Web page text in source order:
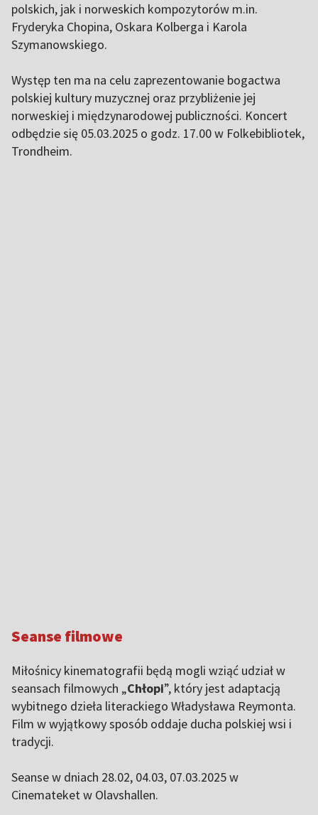
polskich, jak i norweskich kompozytorów m.in.
Fryderyka Chopina, Oskara Kolberga i Karola
Szymanowskiego.
Występ ten ma na celu zaprezentowanie bogactwa
polskiej kultury muzycznej oraz przybliżenie jej
norweskiej i międzynarodowej publiczności. Koncert
odbędzie się 05.03.2025 o godz. 17.00 w Folkebibliotek,
Trondheim.
Seanse filmowe
Miłośnicy kinematografii będą mogli wziąć udział w
seansach filmowych „Chłopi”, który jest adaptacją
wybitnego dzieła literackiego Władysława Reymonta.
Film w wyjątkowy sposób oddaje ducha polskiej wsi i
tradycji.
Seanse w dniach 28.02, 04.03, 07.03.2025 w
Cinemateket w Olavshallen.